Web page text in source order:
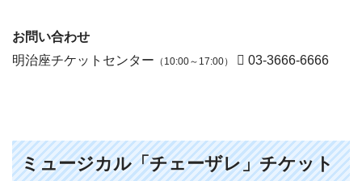
お問い合わせ
明治座チケットセンター （10:00～17:00） 03-3666-6666
ミュージカル「チェーザレ」チケット